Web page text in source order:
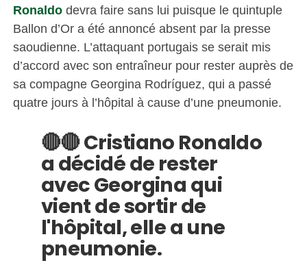
Ronaldodevra faire sans lui puisque le quintuple
Ballon d’Or a été annoncé absent par la presse
saoudienne. L’attaquant portugais se serait mis
d’accord avec son entraîneur pour rester auprès de
sa compagne Georgina Rodríguez, qui a passé
quatre jours à l’hôpital à cause d’une pneumonie.
🔴🔴 Cristiano Ronaldo
a décidé de rester
avec Georgina qui
vient de sortir de
l'hôpital, elle a une
pneumonie.